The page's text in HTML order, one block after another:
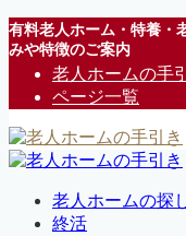
有料老人ホーム・特養・
みや特徴のご案内
老人ホームの手
ページ一覧
老人ホームの探
終活